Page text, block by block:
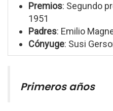
Premios: Segundo
1951
Padres: Emilio
Cónyuge: Susi
Primeros años